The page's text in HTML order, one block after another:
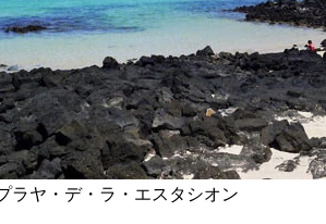
ラヤ・デ・ラ・エスタシオン